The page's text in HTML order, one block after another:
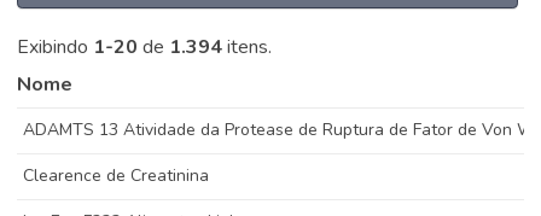
Exibindo 1-20 de 1.394itens.
Nome
ADAMTS 13 Atividade da Protease de Ruptura de Fator de Von
Clearence de Creatinina